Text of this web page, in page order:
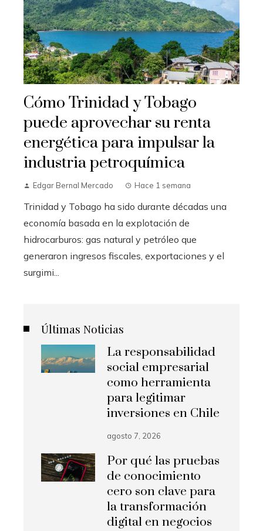
Cómo Trinidad y Tobago
puede aprovechar su renta
energética para impulsar la
industria petroquímica
Edgar Bernal Mercado Hace 1 semana
Trinidad y Tobago ha sido durante décadas una
economía basada en la explotación de
hidrocarburos: gas natural y petróleo que
generaron ingresos fiscales, exportaciones y el
surgimi...
Últimas Noticias
La responsabilidad
social empresarial
como herramienta
para legitimar
inversiones en Chile
agosto 7, 2026
Por qué las pruebas
de conocimiento
cero son clave para
la transformación
digital en negocios